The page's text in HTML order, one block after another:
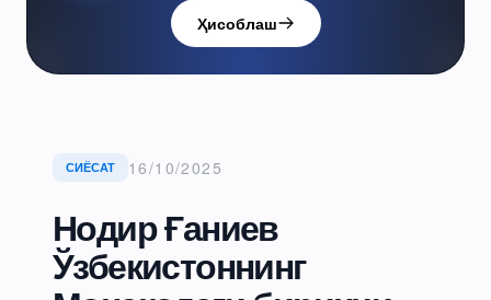
Ҳисоблаш
СИЁСАТ 16/10/2025
Нодир Ғаниев
Ўзбекистоннинг